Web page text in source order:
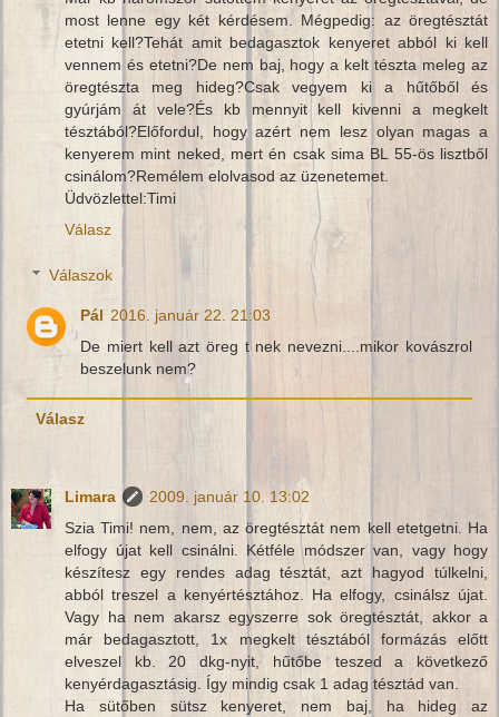
most lenne egy két kérdésem. Mégpedig: az öregtésztát
etetni kell?Tehát amit bedagasztok kenyeret abból ki kell
vennem és etetni?De nem baj, hogy a kelt tészta meleg az
öregtészta meg hideg?Csak vegyem ki a hűtőből és
gyúrjám át vele?És kb mennyit kell kivenni a megkelt
tésztából?Előfordul, hogy azért nem lesz olyan magas a
kenyerem mint neked, mert én csak sima BL 55-ös lisztből
csinálom?Remélem elolvasod az üzenetemet.
Üdvözlettel:Timi
Válasz
Válaszok
Pál 2016. január 22. 21:03
De miert kell azt öreg t nek nevezni....mikor kovászrol
beszelunk nem?
Válasz
Limara
2009. január 10. 13:02
Szia Timi! nem, nem, az öregtésztát nem kell etetgetni. Ha
elfogy újat kell csinálni. Kétféle módszer van, vagy hogy
készítesz egy rendes adag tésztát, azt hagyod túlkelni,
abból treszel a kenyértésztához. Ha elfogy, csinálsz újat.
Vagy ha nem akarsz egyszerre sok öregtésztát, akkor a
már bedagasztott, 1x megkelt tésztából formázás előtt
elveszel kb. 20 dkg-nyit, hűtőbe teszed a következő
kenyérdagasztásig. Így mindig csak 1 adag tésztád van.
Ha sütőben sütsz kenyeret, nem baj, ha hideg az